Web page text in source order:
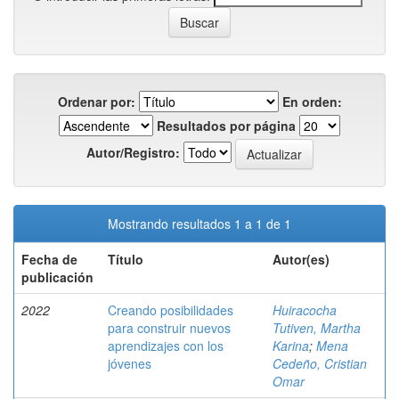
Ordenar por:
En orden:
Resultados por página
Autor/Registro:
Mostrando resultados 1 a 1 de 1
Fecha de
publicación
Título Autor(es)
2022
Creando posibilidades
para construir nuevos
aprendizajes con los
jóvenes
Huiracocha
Tutiven, Martha
Karina; Mena
Cedeño, Cristian
Omar